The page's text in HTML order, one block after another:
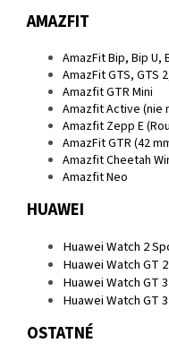
AMAZFIT
AmazFit Bip, Bip U,
AmazFit GTS, GTS
Amazfit GTR Mini
Amazfit Active (nie
Amazfit Zepp E
AmazFit GTR (42
Amazfit Cheetah
Amazfit Neo
HUAWEI
Huawei Watch 2
Huawei Watch GT
Huawei Watch GT
Huawei Watch GT
OSTATNÉ